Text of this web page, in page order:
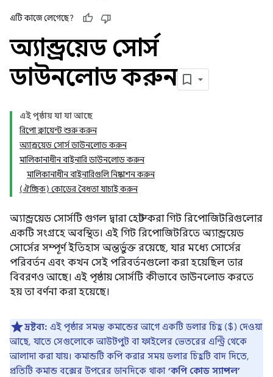
এটি কাজে লেগেছে?
অ্যান্ড্রয়েড সোর্স
ডাউনলোড করুন
এই পৃষ্ঠায় যা যা আছে
রিপো ক্লায়েন্ট শুরু করুন
অ্যান্ড্রয়েড সোর্স ডাউনলোড করুন
মালিকানাধীন বাইনারি ডাউনলোড করুন
মালিকানাধীন বাইনারিগুলি নিষ্কাশন করুন
(ঐচ্ছিক) কোডের বৈধতা যাচাই করুন
অ্যান্ড্রয়েড সোর্সটি গুগল দ্বারা হোস্ট করা গিট রিপোজিটরিগুলোর
একটি সংগ্রহে অবস্থিত। এই গিট রিপোজিটরিতে অ্যান্ড্রয়েড
সোর্সের সম্পূর্ণ ইতিহাস অন্তর্ভুক্ত রয়েছে, যার মধ্যে সোর্সের
পরিবর্তন এবং কখন সেই পরিবর্তনগুলো করা হয়েছিল তার
বিবরণও আছে। এই পৃষ্ঠায় সোর্সটি কীভাবে ডাউনলোড করতে
হয় তা বর্ণনা করা হয়েছে।
দ্রষ্টব্য: এই পৃষ্ঠার সমস্ত কমান্ডের আগে একটি ডলার চিহ্ন ($) দেওয়া
আছে, যাতে সেগুলোকে আউটপুট বা ফাইলের ভেতরের এন্ট্রি থেকে
আলাদা করা যায়। কমান্ডটি কপি করার সময় ডলার চিহ্নটি বাদ দিতে,
প্রতিটি কমান্ড বক্সের উপরের ডানদিকে থাকা ‘কপি কোড স্যাম্পল’